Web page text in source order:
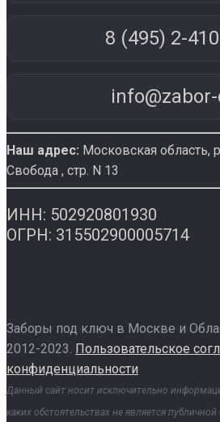
8 (495) 2-
Наш адрес: Московская область,
Свобода , стр. N 13
ИНН: 502920801930
ОГРН: 315502900005714
Заборы под ключ в Москве и
2012-2023. Пользовательское
конфиденциальности
Данный сайт носит исключительно
каких обстоятельствах не является